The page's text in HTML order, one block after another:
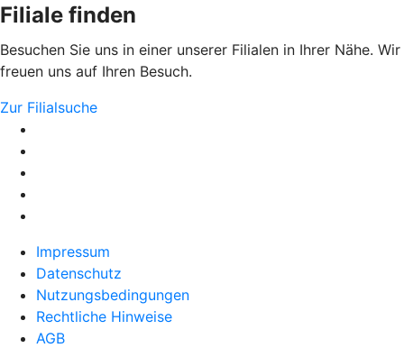
Filiale finden
Besuchen Sie uns in einer unserer Filialen in Ihrer Nähe. Wir
freuen uns auf Ihren Besuch.
Zur Filialsuche
Impressum
Datenschutz
Nutzungsbedingungen
Rechtliche Hinweise
AGB